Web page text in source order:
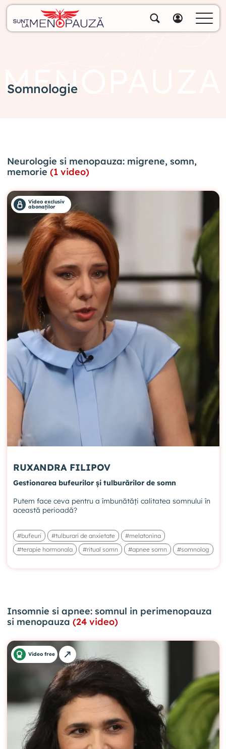
Cumpără pachete
Contul meu
Somnologie
Neurologie si menopauza: migrene, somn,
memorie (1 video)
Video exclusiv
abonaților
RUXANDRA FILIPOV
Gestionarea bufeurilor și tulburărilor de somn
Putem face ceva pentru a îmbunătăți calitatea somnului în
această perioadă?
#bufeuri #tulburari de anxietate
#melatonina
#terapie hormonala
#ritual somn #apnee somn #somnolog
Insomnie si apnee: somnul in perimenopauza
si menopauza (24 video)
Video free